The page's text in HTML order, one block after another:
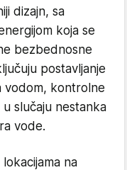
dizajn, sa
koja se
bezbednosne
postavljanje
vodom, kontrolne
slučaju nestanka
vode.
na